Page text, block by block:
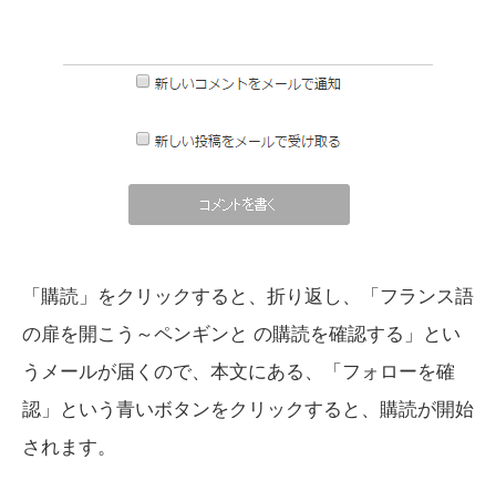
「購読」をクリックすると、折り返し、「フランス語
の扉を開こう～ペンギンと の購読を確認する」とい
うメールが届くので、本文にある、「フォローを確
認」という青いボタンをクリックすると、購読が開始
されます。